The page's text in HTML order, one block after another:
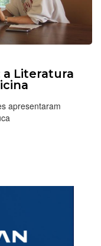
a Literatura
apresentaram